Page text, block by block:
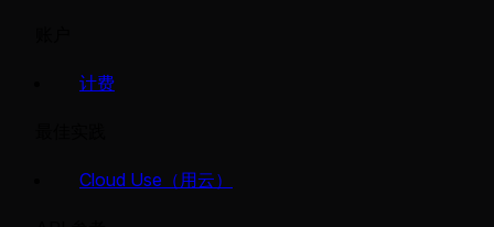
计费
Cloud Use（用云）